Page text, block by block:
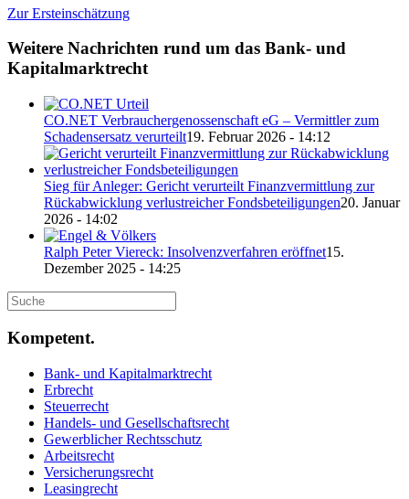
Zur Ersteinschätzung
Weitere Nachrichten rund um das Bank- und
Kapitalmarktrecht
CO.NET Verbrauchergenossenschaft eG – Vermittler zum
Schadensersatz verurteilt19. Februar 2026 - 14:12
Sieg für Anleger: Gericht verurteilt Finanzvermittlung zur
Rückabwicklung verlustreicher Fondsbeteiligungen20. Januar
2026 - 14:02
Ralph Peter Viereck: Insolvenzverfahren eröffnet15.
Dezember 2025 - 14:25
Kompetent.
Bank- und Kapitalmarktrecht
Erbrecht
Steuerrecht
Handels- und Gesellschaftsrecht
Gewerblicher Rechtsschutz
Arbeitsrecht
Versicherungsrecht
Leasingrecht